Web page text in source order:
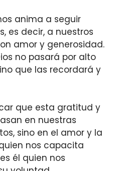
anima a seguir
es decir, a nuestros
amor y generosidad.
no pasará por alto
que las recordará y
que esta gratitud y
en nuestras
sino en el amor y la
quien nos capacita
él quien nos